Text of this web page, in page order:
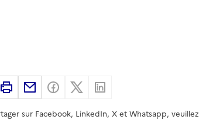
ImprimerPartager par email
Partager sur Facebook
Partager sur X
sur Facebook, LinkedIn, X et Whatsapp, veuillez